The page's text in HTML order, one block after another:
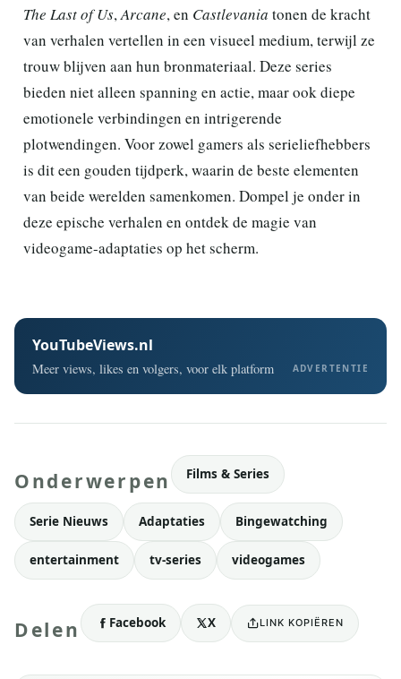
The Last of Us, Arcane, en Castlevania tonen de kracht
van verhalen vertellen in een visueel medium, terwijl ze
trouw blijven aan hun bronmateriaal. Deze series
bieden niet alleen spanning en actie, maar ook diepe
emotionele verbindingen en intrigerende
plotwendingen. Voor zowel gamers als serieliefhebbers
is dit een gouden tijdperk, waarin de beste elementen
van beide werelden samenkomen. Dompel je onder in
deze epische verhalen en ontdek de magie van
videogame-adaptaties op het scherm.
YouTubeViews.nl
Meer views, likes en volgers, voor elk platform ADVERTENTIE
Onderwerpen Films & Series
Serie Nieuws Adaptaties Bingewatching
entertainment tv-series videogames
Delen Facebook X LINK KOPIËREN